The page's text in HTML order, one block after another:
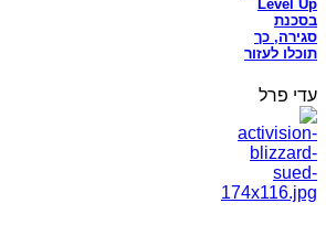
Level Up
בסכנת
סגירה, כך
תוכלו לעזור
עדי פרל